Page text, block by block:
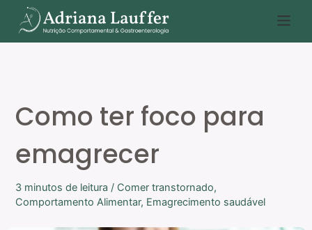
para
o
Como ter foco para
emagrecer
3 minutos de leitura / Comer transtornado,
Comportamento Alimentar, Emagrecimento saudável
e
i
a